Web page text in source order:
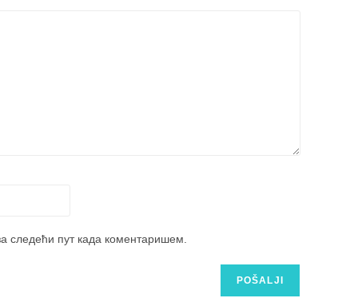
следећи пут када коментаришем.